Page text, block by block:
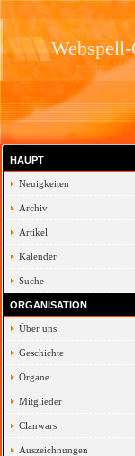
HAUPT
Neuigkeiten
Archiv
Artikel
Kalender
Suche
ORGANISATION
Über uns
Geschichte
Organe
Mitglieder
Clanwars
Auszeichnungen